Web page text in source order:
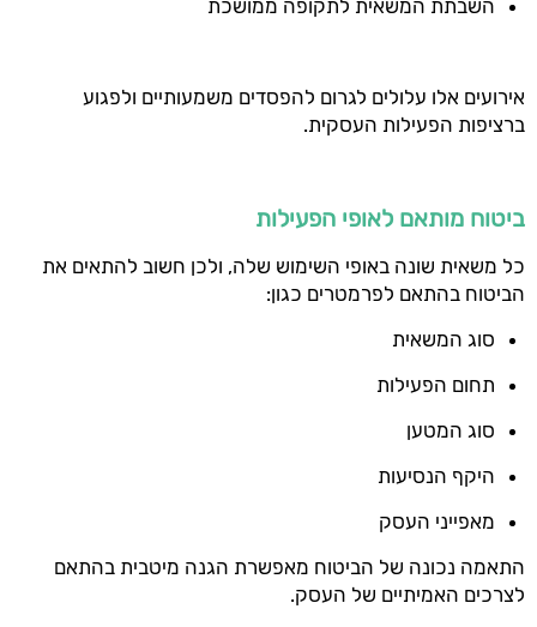
השבתת המשאית לתקופה ממושכת
אירועים אלו עלולים לגרום להפסדים משמעותיים ולפגוע
ברציפות הפעילות העסקית.
ביטוח מותאם לאופי הפעילות
כל משאית שונה באופי השימוש שלה, ולכן חשוב להתאים את
הביטוח בהתאם לפרמטרים כגון:
סוג המשאית
תחום הפעילות
סוג המטען
היקף הנסיעות
מאפייני העסק
התאמה נכונה של הביטוח מאפשרת הגנה מיטבית בהתאם
לצרכים האמיתיים של העסק.